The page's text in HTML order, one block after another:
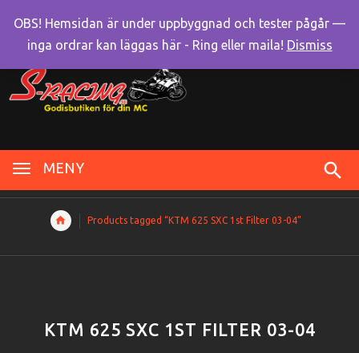
MENY
Products tagged “KTM 625 SXC 1st Filter 03-04”
KTM 625 SXC 1ST FILTER 03-04
OBS! Hemsidan är under uppbyggnad och tester pågår —
inga ordrar kan läggas här - Ring eller maila! Dismiss